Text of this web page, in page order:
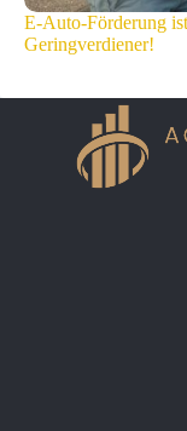
E-Auto-Förderung
Geringverdiener!